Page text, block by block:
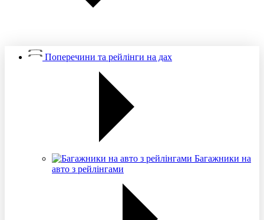
Поперечини та рейлінги на дах
Багажники на
авто з рейлінгами